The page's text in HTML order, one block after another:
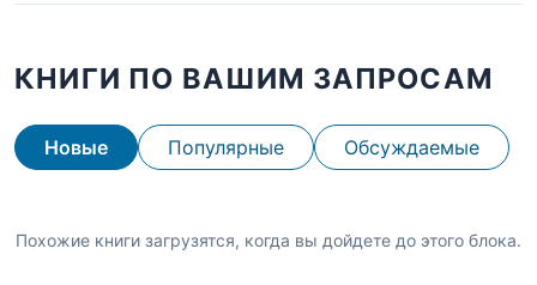
КНИГИ ПО ВАШИМ ЗАПРОСАМ
Новые Популярные Обсуждаемые
Похожие книги загрузятся, когда вы дойдете до этого блока.